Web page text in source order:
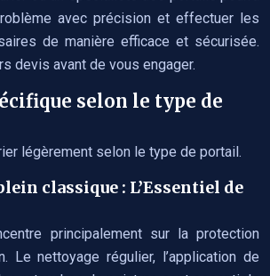
avec précision et effectuer les
de manière efficace et sécurisée.
devis avant de vous engager.
selon le type de
légèrement selon le type de portail.
classique : L’Essentiel de
principalement sur la protection
Le nettoyage régulier, l’application de